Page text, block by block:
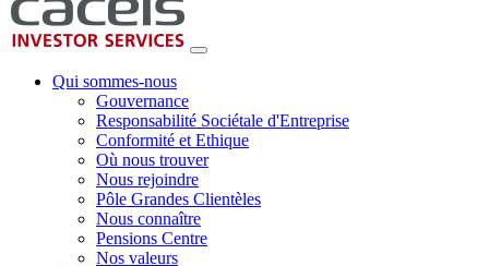
Qui sommes-nous
Gouvernance
Responsabilité Sociétale d'Entreprise
Conformité et Ethique
Où nous trouver
Nous rejoindre
Pôle Grandes Clientèles
Nous connaître
Pensions Centre
Nos valeurs